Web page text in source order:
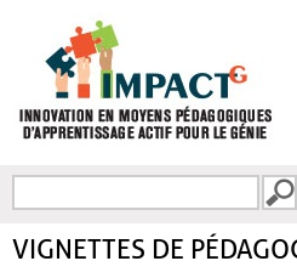
FORMULAIRE DE
VIGNETTES DE